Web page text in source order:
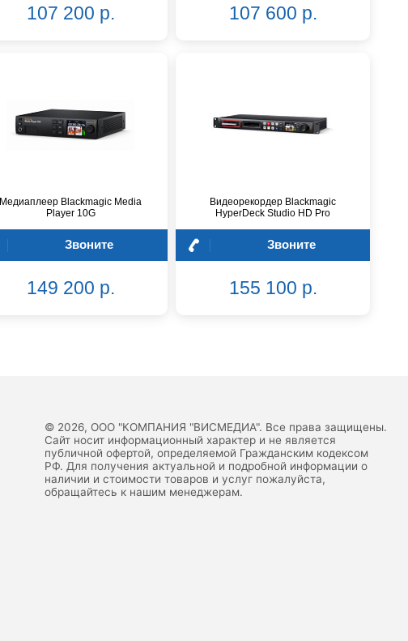
107 200 р. 107 600 р.
Медиаплеер Blackmagic Media
Player 10G
Звоните
149 200 р.
Видеорекордер Blackmagic
HyperDeck Studio HD Pro
Звоните
155 100 р.
© 2026, ООО "КОМПАНИЯ "ВИСМЕДИА". Все права защищены.
Сайт носит информационный характер и не является
публичной офертой, определяемой Гражданским кодексом
РФ. Для получения актуальной и подробной информации о
наличии и стоимости товаров и услуг пожалуйста,
обращайтесь к нашим менеджерам.